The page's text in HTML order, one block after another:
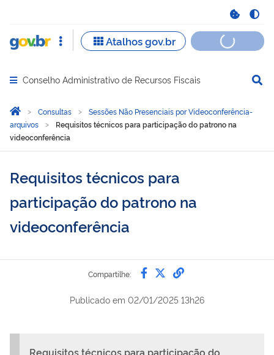
Abrir menu principal de navegação
Conselho Administrativo de Recursos Fiscais
Você está aqui:
Página Inicial
Consultas
Sessões Não Presenciais por Videoconferência-
arquivos
Requisitos técnicos para participação do patrono na
videoconferência
Requisitos técnicos para
participação do patrono na
videoconferência
Compartilhe: Compartilhe por
Compartilhe por
link para Copiar
Publicado em 02/01/2025 13h26
Requisitos técnicos para participação do